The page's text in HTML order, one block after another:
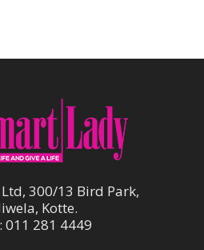
Ltd, 300/13 Bird Park,
Kotte.
011 281 4449